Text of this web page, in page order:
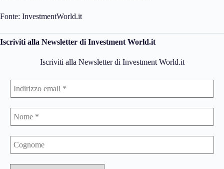
Fonte: InvestmentWorld.it
Iscriviti alla Newsletter di Investment World.it
Iscriviti alla Newsletter di Investment World.it